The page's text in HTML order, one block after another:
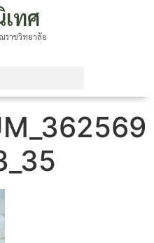
ทศ
ราชวิทยาลัย